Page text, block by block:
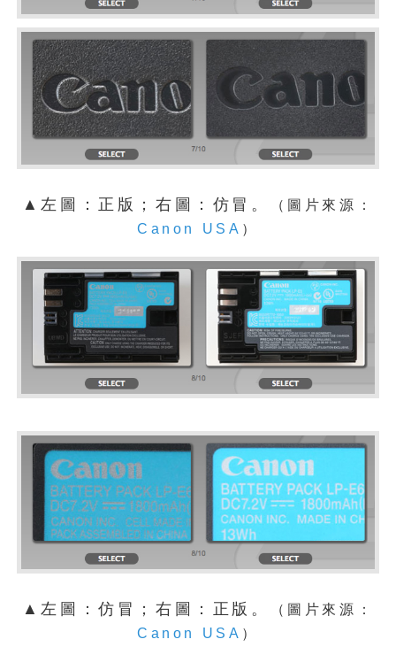
▲左圖：正版；右圖：仿冒。
（圖片來源：
Canon USA ）
▲左圖：仿冒；右圖：正版。
（圖片來源：
Canon USA ）